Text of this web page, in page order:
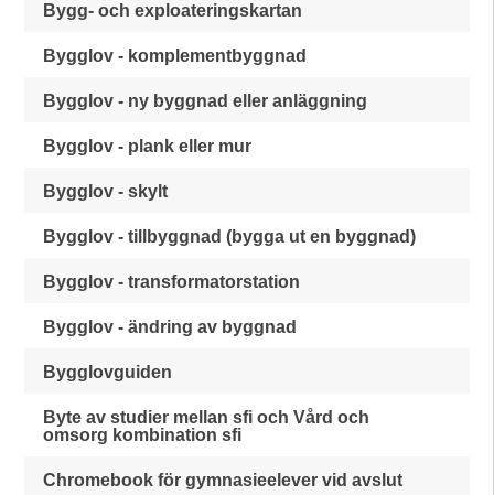
Bygg- och exploateringskartan
Bygglov - komplementbyggnad
Bygglov - ny byggnad eller anläggning
Bygglov - plank eller mur
Bygglov - skylt
Bygglov - tillbyggnad (bygga ut en byggnad)
Bygglov - transformatorstation
Bygglov - ändring av byggnad
Bygglovguiden
Byte av studier mellan sfi och Vård och
omsorg kombination sfi
Chromebook för gymnasieelever vid avslut